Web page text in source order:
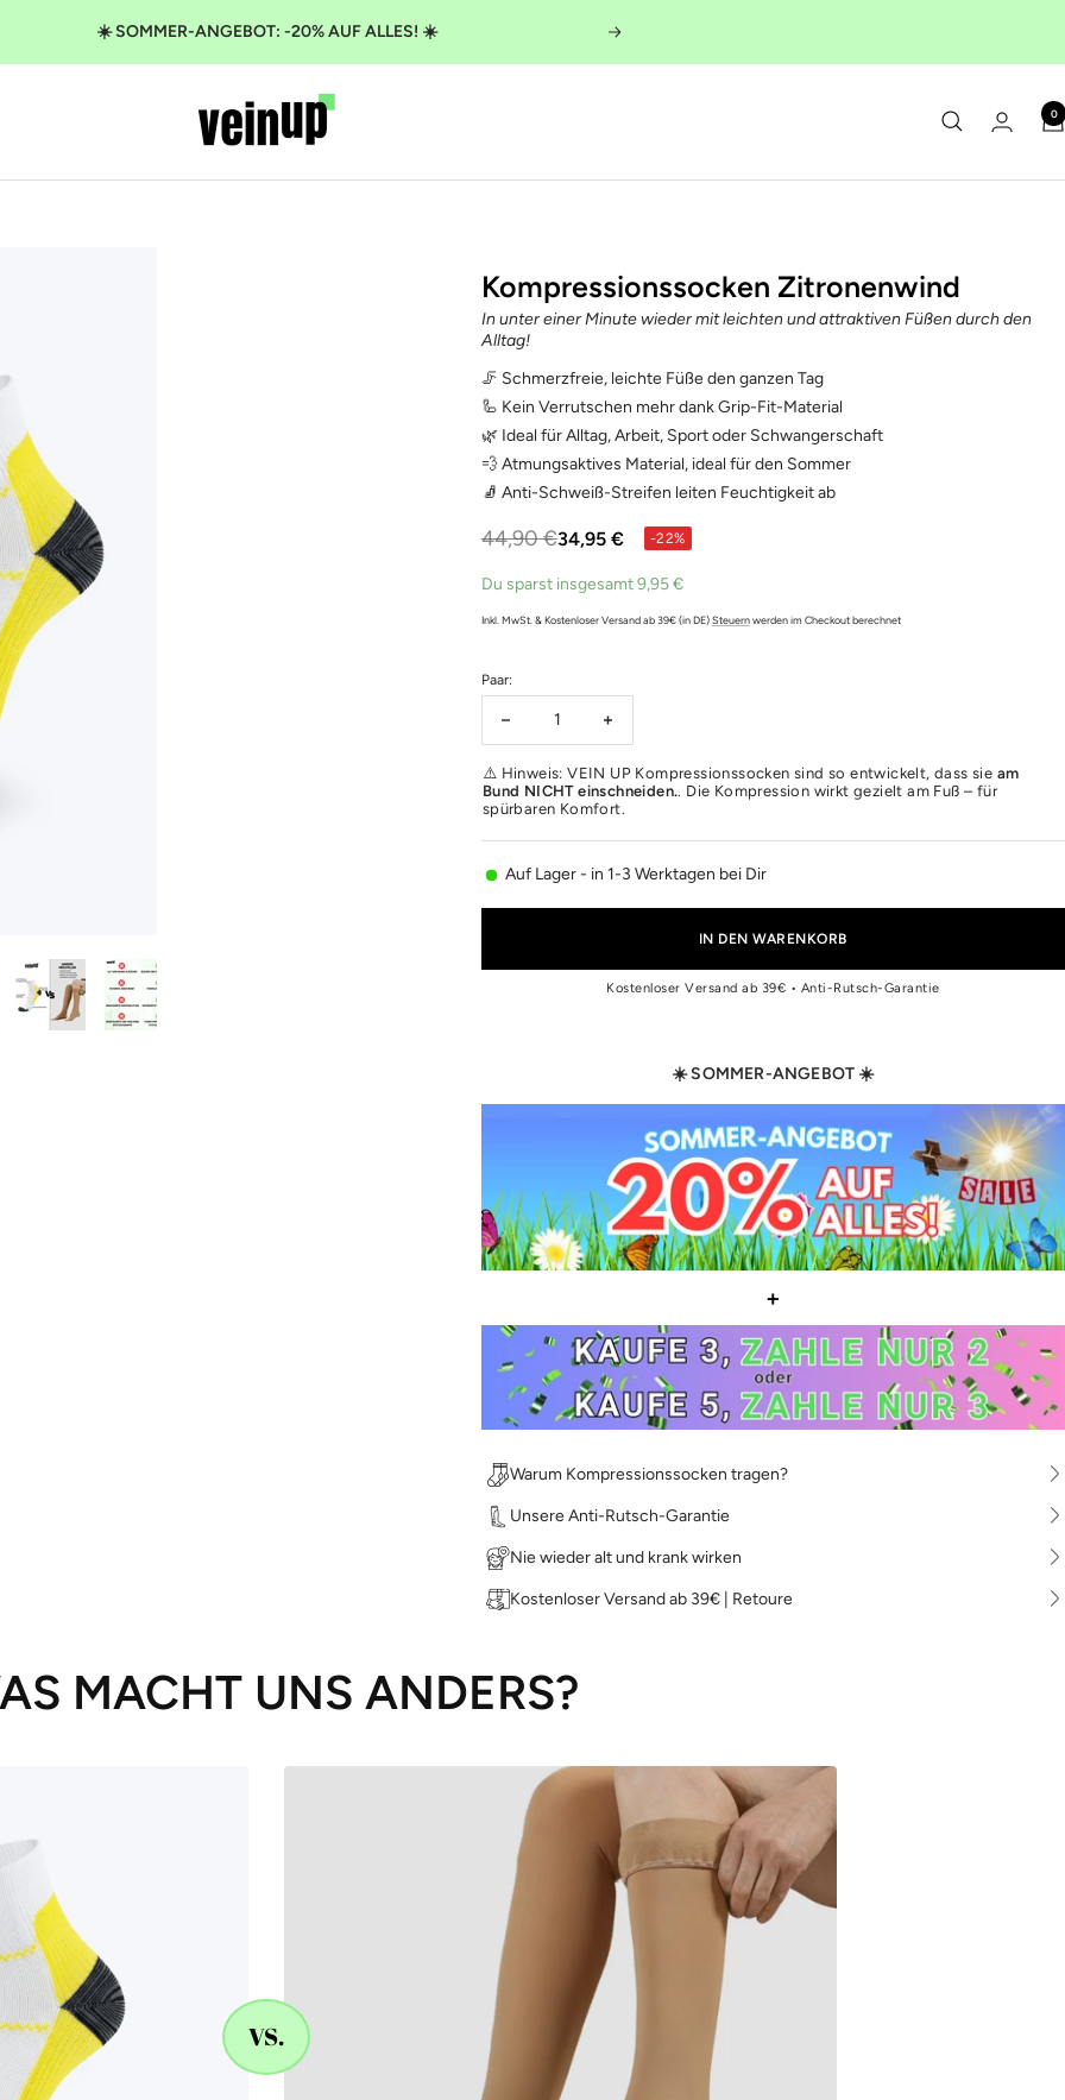
☀️ SOMMER-ANGEBOT: -20% AUF ALLES! ☀️ Weiter
0
Kompressionssocken Zitronenwind
In unter einer Minute wieder mit leichten und attraktiven Füßen durch den
Alltag!
🦵 Schmerzfreie, leichte Füße den ganzen Tag
🦾 Kein Verrutschen mehr dank Grip-Fit-Material
🌿 Ideal für Alltag, Arbeit, Sport oder Schwangerschaft
💨 Atmungsaktives Material, ideal für den Sommer
🧦 Anti-Schweiß-Streifen leiten Feuchtigkeit ab
Regulärer
Preis
44,90 €Angebotspreis
34,95 € -22%
Du sparst insgesamt9,95 €
Inkl. MwSt. & Kostenloser Versand ab 39€ (in DE)Steuernwerden im Checkout berechnet
Paar:
Menge
⚠️ Hinweis: VEIN UP Kompressionssocken sind so entwickelt, dass sie am
Bund NICHT einschneiden.. Die Kompression wirkt gezielt am Fuß – für
spürbaren Komfort.
Auf Lager- in 1-3 Werktagen bei Dir
IN DEN WARENKORB
Kostenloser Versand ab 39€ • Anti-Rutsch-Garantie
☀️ SOMMER-ANGEBOT ☀️
+
Warum Kompressionssocken tragen?
Unsere Anti-Rutsch-Garantie
Nie wieder alt und krank wirken
Kostenloser Versand ab 39€ | Retoure
MACHT UNS ANDERS?
VS.